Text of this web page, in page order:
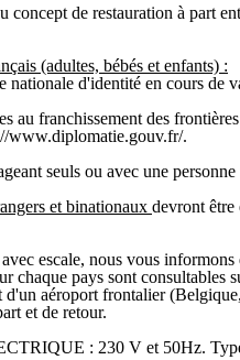
concept de restauration à part
(adultes, bébés et enfants) :
nationale d'identité en cours de
au franchissement des
www.diplomatie.gouv.fr/.
seuls ou avec une
et binationaux devront être
escale, nous vous
chaque pays sont
d'un aéroport frontalier
et de retour.
: 230 V et 50Hz. Type